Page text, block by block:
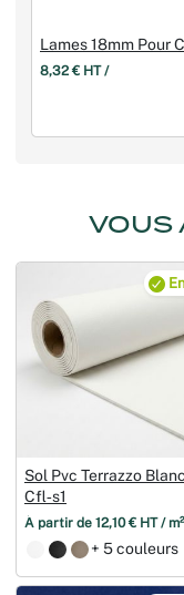
Lames 18mm Pour
8,32 € HT /
VOUS
Sol Pvc Terrazzo
Cfl‑s1
À partir de 12,10 € HT / m²
+ 5 couleurs